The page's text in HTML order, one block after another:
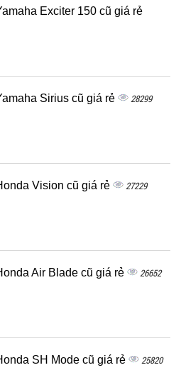
Exciter 150 cũ giá rẻ
Sirius cũ giá rẻ 28299
Vision cũ giá rẻ 27229
Air Blade cũ giá rẻ 26652
SH Mode cũ giá rẻ 25820